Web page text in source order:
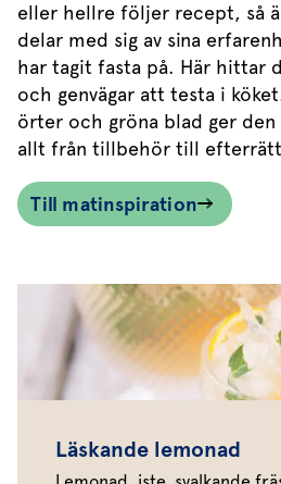
eller hellre följer recept, så
delar med sig av sina
har tagit fasta på. Här hittar
och genvägar att testa i
örter och gröna blad ger
allt från tillbehör till
Till matinspiration
Läskande lemonad